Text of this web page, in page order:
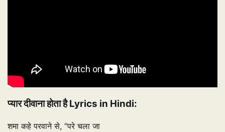
प्यार दीवाना होता है Lyrics in Hindi:
शमा कहे परवाने से, “परे चला जा